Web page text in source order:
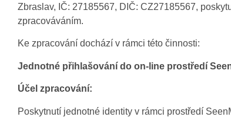
Zbraslav, IČ: 27185567, DIČ: CZ27185567,
zpracováváním.
Ke zpracování dochází v rámci této činnosti:
Jednotné přihlašování do on-line prostředí
Účel zpracování:
Poskytnutí jednotné identity v rámci prostředí